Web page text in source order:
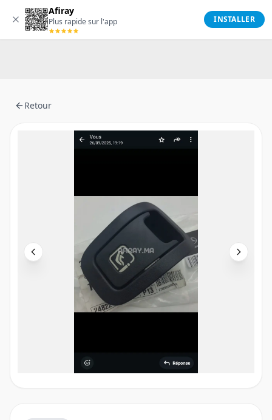
Afiray
Plus rapide sur l'app INSTALLER
Afiray
Retour